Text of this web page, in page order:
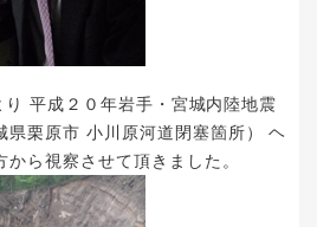
平成２０年岩手・宮城内陸地震
県栗原市 小川原河道閉塞箇所） ヘ
ら視察させて頂きました。